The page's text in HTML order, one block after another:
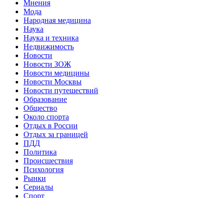
Мнения
Мода
Народная медицина
Наука
Наука и техника
Недвижимость
Новости
Новости ЗОЖ
Новости медицины
Новости Москвы
Новости путешествий
Образование
Общество
Около спорта
Отдых в России
Отдых за границей
ПДД
Политика
Происшествия
Психология
Рынки
Сериалы
Спорт